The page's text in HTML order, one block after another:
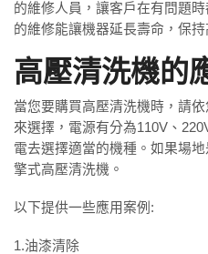
的維修人員，讓客戶在有問題
的維修能讓機器延長壽命，保持
高壓清洗機的
當您要購買高壓清洗機時，請
來選擇，電源有分為110V、
電去選擇適當的機種。如果場
擎式高壓清洗機。
以下提供一些應用案例:
1.油漆清除